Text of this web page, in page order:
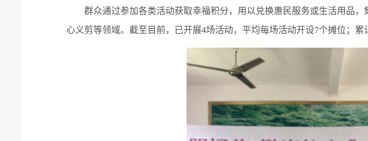
群众通过参加各类活动获取幸福积分，用以兑换惠民服务或生活用品，
心义剪等领域。截至目前，已开展4场活动，平均每场活动开设7个摊位；累